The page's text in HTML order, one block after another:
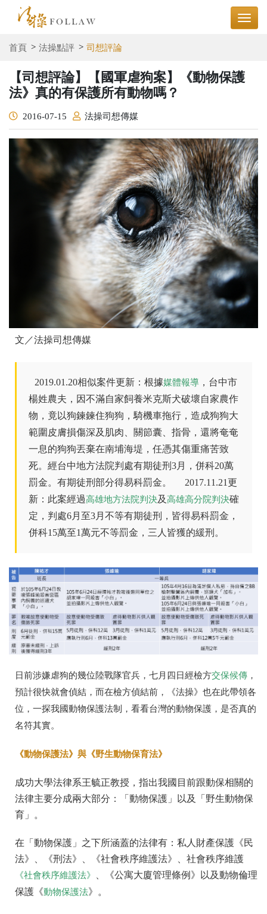
首頁 法操點評 司想評論
【司想評論】【國軍虐狗案】《動物保護
法》真的有保護所有動物嗎？
2016-07-15 法操司想傳媒
文／法操司想傳媒
2019.01.20相似案件更新：根據媒體報導 ，台中市
楊姓農夫，因不滿自家飼養米克斯犬破壞自家農作
物，竟以狗鍊鍊住狗狗，騎機車拖行，造成狗狗大
範圍皮膚損傷深及肌肉、關節囊、指骨，還將奄奄
一息的狗狗丟棄在南埔海堤，任憑其傷重痛苦致
死。經台中地方法院判處有期徒刑3月，併科20萬
罰金。有期徒刑部分得易科罰金。
2017.11.21更
新：此案經過高雄地方法院判決及高雄高分院判決確
定，判處6月至3月不等有期徒刑，皆得易科罰金，
併科15萬至1萬元不等罰金，三人皆獲的緩刑。
日前涉嫌虐狗的幾位陸戰隊官兵，七月四日經檢方交保候傳 ，
預計很快就會偵結，而在檢方偵結前，《法操》也在此帶領各
位，一探我國動物保護法制，看看台灣的動物保護，是否真的
名符其實。
《動物保護法》與《野生動物保育法》
成功大學法律系王毓正教授，指出我國目前跟動保相關的
法律主要分成兩大部分：「動物保護」以及「野生動物保
育」。
在「動物保護」之下所涵蓋的法律有：私人財產保護《民
法》、《刑法》、《社會秩序維護法》、社會秩序維護
《社會秩序維護法》
、《公寓大廈管理條例》以及動物倫理
保護《動物保護法》。